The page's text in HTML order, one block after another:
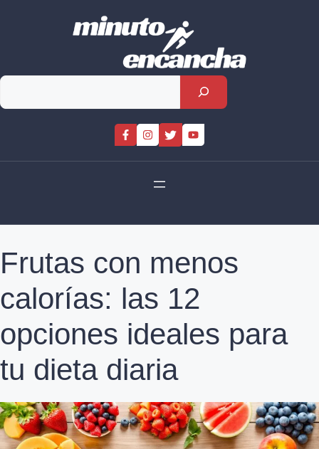
Rechercher
Frutas con menos
calorías: las 12
opciones ideales para
tu dieta diaria